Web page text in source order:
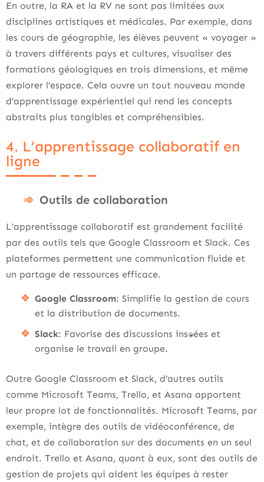
En outre, la RA et la RV ne sont pas limitées aux
disciplines artistiques et médicales. Par exemple, dans
les cours de géographie, les élèves peuvent « voyager »
à travers différents pays et cultures, visualiser des
formations géologiques en trois dimensions, et même
explorer l’espace. Cela ouvre un tout nouveau monde
d’apprentissage expérientiel qui rend les concepts
abstraits plus tangibles et compréhensibles.
4. L’apprentissage collaboratif en
ligne
Outils de collaboration
L’apprentissage collaboratif est grandement facilité
par des outils tels que Google Classroom et Slack. Ces
plateformes permettent une communication fluide et
un partage de ressources efficace.
Google Classroom: Simplifie la gestion de cours
et la distribution de documents.
Slack: Favorise des discussions instantanées et
organise le travail en groupe.
Outre Google Classroom et Slack, d’autres outils
comme Microsoft Teams, Trello, et Asana apportent
leur propre lot de fonctionnalités. Microsoft Teams, par
exemple, intègre des outils de vidéoconférence, de
chat, et de collaboration sur des documents en un seul
endroit. Trello et Asana, quant à eux, sont des outils de
gestion de projets qui aident les équipes à rester